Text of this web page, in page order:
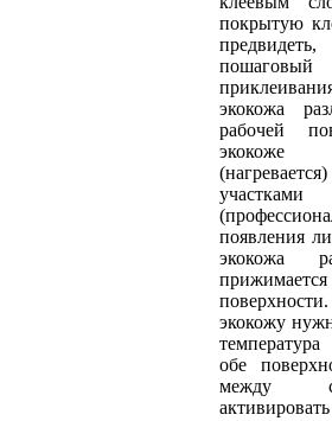
покрытую
экокожа
рабочей
экокоже
появления
экокожа
экокожу
обе
между